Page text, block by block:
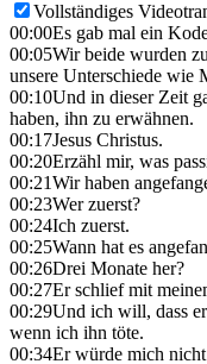
Vollständiges
00:00Es gab mal ein
00:05Wir beide wurden
unsere Unterschiede wie
00:10Und in dieser Zeit
haben, ihn zu erwähnen.
00:17Jesus Christus.
00:20Erzähl mir, was
00:21Wir haben
00:23Wer zuerst?
00:24Ich zuerst.
00:25Wann hat es
00:26Drei Monate her?
00:27Er schlief mit
00:29Und ich will, dass
wenn ich ihn töte.
00:34Er würde mich